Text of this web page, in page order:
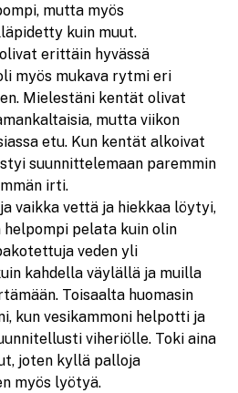
mutta myös
kuin muut.
erittäin hyvässä
myös mukava rytmi eri
Mielestäni kentät olivat
mutta viikon
etu. Kun kentät alkoivat
suunnittelemaan paremmin
irti.
vaikka vettä ja hiekkaa löytyi,
helpompi pelata kuin olin
veden yli
kahdella väylällä ja muilla
Toisaalta huomasin
kun vesikammoni helpotti ja
viheriölle. Toki aina
joten kyllä palloja
myös lyötyä.